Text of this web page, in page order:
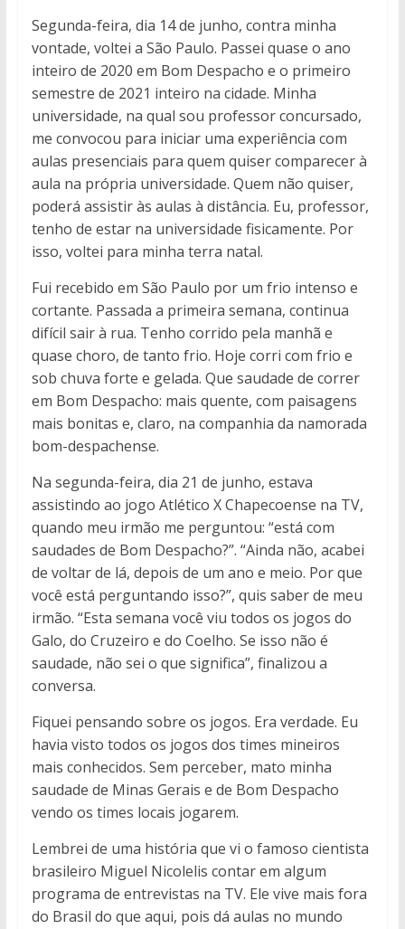
Segunda-feira, dia 14 de junho, contra minha
vontade, voltei a São Paulo. Passei quase o ano
inteiro de 2020 em Bom Despacho e o primeiro
semestre de 2021 inteiro na cidade. Minha
universidade, na qual sou professor concursado,
me convocou para iniciar uma experiência com
aulas presenciais para quem quiser comparecer à
aula na própria universidade. Quem não quiser,
poderá assistir às aulas à distância. Eu, professor,
tenho de estar na universidade fisicamente. Por
isso, voltei para minha terra natal.
Fui recebido em São Paulo por um frio intenso e
cortante. Passada a primeira semana, continua
difícil sair à rua. Tenho corrido pela manhã e
quase choro, de tanto frio. Hoje corri com frio e
sob chuva forte e gelada. Que saudade de correr
em Bom Despacho: mais quente, com paisagens
mais bonitas e, claro, na companhia da namorada
bom-despachense.
Na segunda-feira, dia 21 de junho, estava
assistindo ao jogo Atlético X Chapecoense na TV,
quando meu irmão me perguntou: “está com
saudades de Bom Despacho?”. “Ainda não, acabei
de voltar de lá, depois de um ano e meio. Por que
você está perguntando isso?”, quis saber de meu
irmão. “Esta semana você viu todos os jogos do
Galo, do Cruzeiro e do Coelho. Se isso não é
saudade, não sei o que significa”, finalizou a
conversa.
Fiquei pensando sobre os jogos. Era verdade. Eu
havia visto todos os jogos dos times mineiros
mais conhecidos. Sem perceber, mato minha
saudade de Minas Gerais e de Bom Despacho
vendo os times locais jogarem.
Lembrei de uma história que vi o famoso cientista
brasileiro Miguel Nicolelis contar em algum
programa de entrevistas na TV. Ele vive mais fora
do Brasil do que aqui, pois dá aulas no mundo